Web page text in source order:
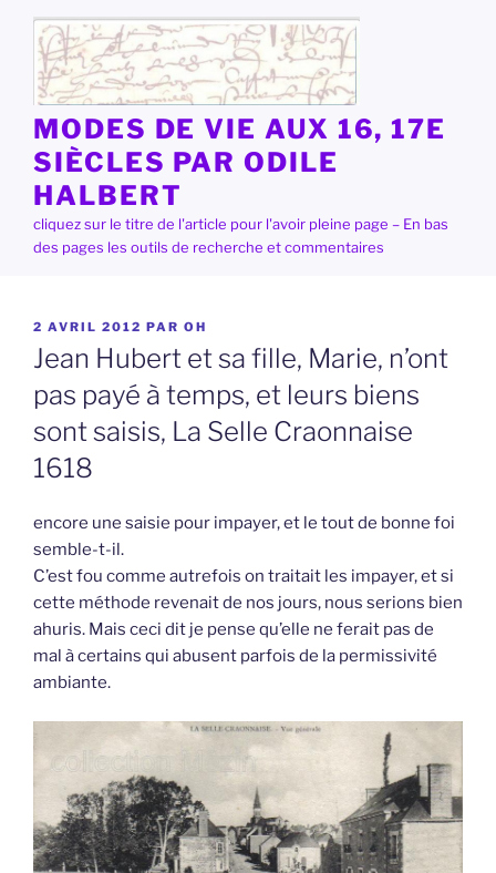
contenu
principal
MODES DE VIE AUX 16, 17E
SIÈCLES PAR ODILE
HALBERT
cliquez sur le titre de l'article pour l'avoir pleine page – En bas
des pages les outils de recherche et commentaires
PUBLIÉ
LE
2 AVRIL 2012 PAR OH
Jean Hubert et sa fille, Marie, n’ont
pas payé à temps, et leurs biens
sont saisis, La Selle Craonnaise
1618
encore une saisie pour impayer, et le tout de bonne foi
semble-t-il.
C’est fou comme autrefois on traitait les impayer, et si
cette méthode revenait de nos jours, nous serions bien
ahuris. Mais ceci dit je pense qu’elle ne ferait pas de
mal à certains qui abusent parfois de la permissivité
ambiante.